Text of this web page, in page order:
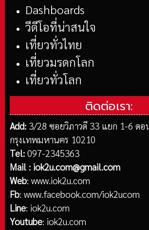
Dashboards
วีดีโอที่น่าสนใจ
เที่ยวทั่วไทย
เที่ยวมรดกโลก
เที่ยวทั่วโลก
ติดต่อเรา:
Add: 3/28 ซอยวิภาวดี 33 แยก 1-6 ดอ
กรุงเทพมหานคร 10210
Tel: 097-2345363
Mail : iok2u.com@gmail.com
Web: www.iok2u.com
Fb: www.facebook.com/iok2ucom
Line: iok2u.com
Youtube: iok2u.com